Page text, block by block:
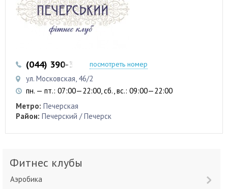
(044) 390-35-50посмотреть номер
ул. Московская, 46/2
пн. — пт.: 07:00—22:00, сб., вс.: 09:00—22:00
Метро: Печерская
Район: Печерский / Печерск
Фитнес клубы
Аэробика